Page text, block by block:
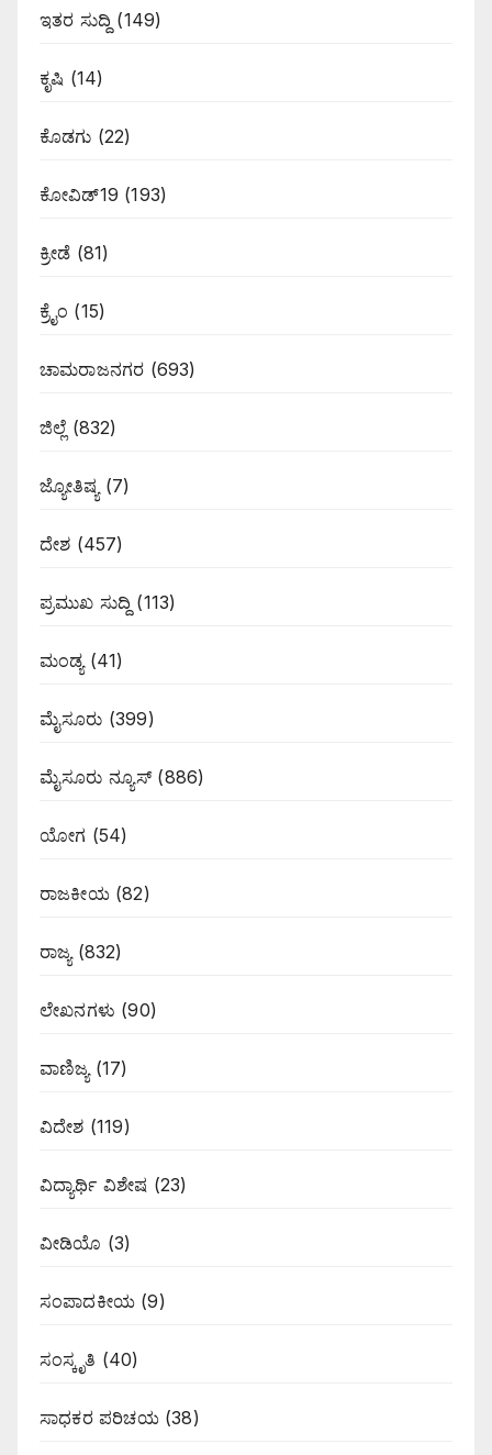
ಇತರ ಸುದ್ದಿ (149)
ಕೃಷಿ (14)
ಕೊಡಗು (22)
ಕೋವಿಡ್19 (193)
ಕ್ರೀಡೆ (81)
ಕ್ರೈಂ (15)
ಚಾಮರಾಜನಗರ (693)
ಜಿಲ್ಲೆ (832)
ಜ್ಯೋತಿಷ್ಯ (7)
ದೇಶ (457)
ಪ್ರಮುಖ ಸುದ್ದಿ (113)
ಮಂಡ್ಯ(41)
ಮೈಸೂರು (399)
ಮೈಸೂರು ನ್ಯೂಸ್(886)
ಯೋಗ (54)
ರಾಜಕೀಯ(82)
ರಾಜ್ಯ(832)
ಲೇಖನಗಳು (90)
ವಾಣಿಜ್ಯ(17)
ವಿದೇಶ (119)
ವಿದ್ಯಾರ್ಥಿ ವಿಶೇಷ (23)
ವೀಡಿಯೊ (3)
ಸಂಪಾದಕೀಯ (9)
ಸಂಸ್ಕೃತಿ (40)
ಸಾಧಕರ ಪರಿಚಯ(38)